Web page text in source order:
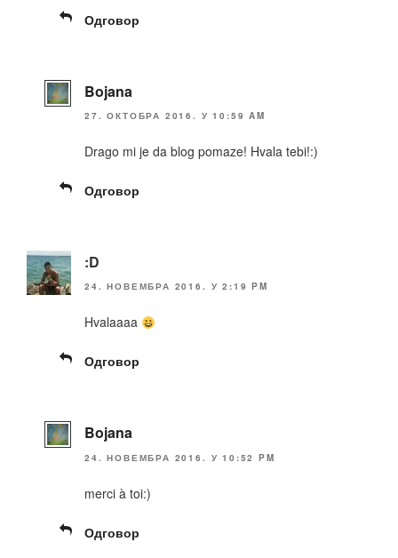
Одговор
Bojana
27. ОКТОБРА 2016. У 10:59 AM
Drago mi je da blog pomaze! Hvala tebi!:)
Одговор
:D
24. НОВЕМБРА 2016. У 2:19 PM
Hvalaaaa
Одговор
Bojana
24. НОВЕМБРА 2016. У 10:52 PM
merci à toi:)
Одговор